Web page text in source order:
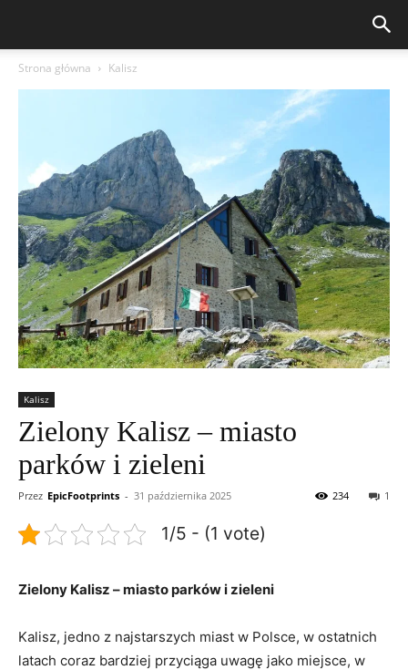
Strona główna Kalisz
Kalisz
Zielony Kalisz – miasto
parków i zieleni
Przez EpicFootprints - 31 października 2025 1
234
1/5 - (1 vote)
Zielony Kalisz – miasto parków i ​zieleni
Kalisz, jedno z najstarszych miast w Polsce, w ostatnich
latach coraz bardziej przyciąga uwagę jako miejsce, w